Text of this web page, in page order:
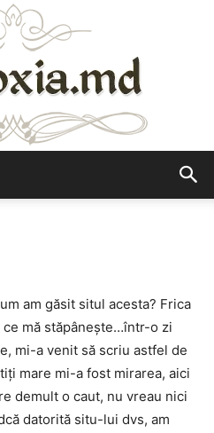
am găsit situl acesta? Frica
mă stăpâneşte…într-o zi
mi-a venit să scriu astfel de
mare mi-a fost mirarea, aici
demult o caut, nu vreau nici
datorită situ-lui dvs, am